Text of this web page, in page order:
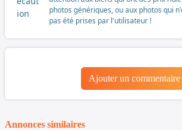
photos génériques, ou aux photos qui
pas été prises par l'utilisateur !
Ajouter un commentaire
Annonces similaires